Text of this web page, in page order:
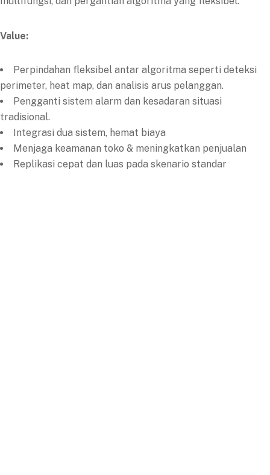
Value:
Perpindahan fleksibel antar algoritma seperti deteksi
perimeter, heat map, dan analisis arus pelanggan.
Pengganti sistem alarm dan kesadaran situasi
tradisional.
Integrasi dua sistem, hemat biaya
Menjaga keamanan toko & meningkatkan penjualan
Replikasi cepat dan luas pada skenario standar